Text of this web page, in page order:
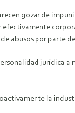
gozar de
abusos por parte
jurídica a
la